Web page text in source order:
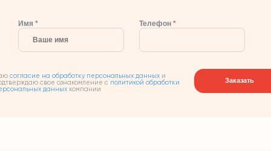
Имя * Телефон *
согласие на обработку персональных данных и
свое ознакомление с политикой обработки
данных компании
Заказать